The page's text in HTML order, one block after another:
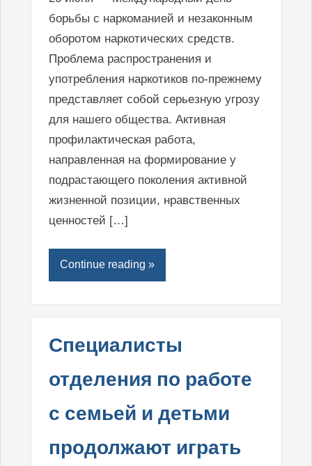
борьбы с наркоманией и незаконным
оборотом наркотических средств.
Проблема распространения и
употребления наркотиков по-прежнему
представляет собой серьезную угрозу
для нашего общества. Активная
профилактическая работа,
направленная на формирование у
подрастающего поколения активной
жизненной позиции, нравственных
ценностей […]
Continue reading »
Специалисты
отделения по работе
с семьей и детьми
продолжают играть